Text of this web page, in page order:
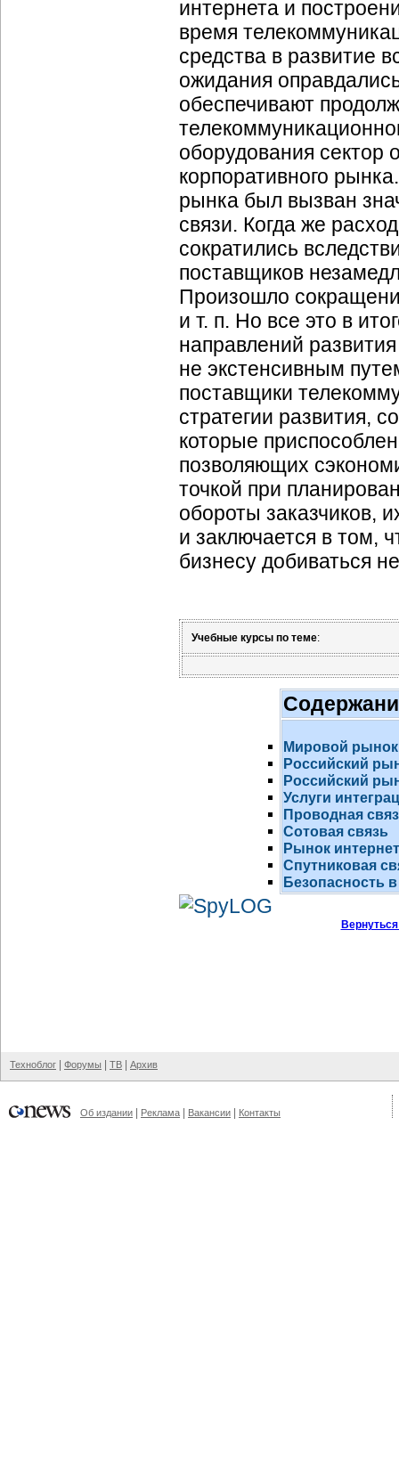
интернета и
время
средства в развитие
ожидания
обеспечивают
оборудования сектор
корпоративного
рынка был вызван
связи. Когда же
сократились
поставщиков
Произошло
и т. п. Но все это в
направлений
не экстенсивным
поставщики
стратегии развития,
которые
позволяющих
точкой при
обороты заказчиков,
и заключается в том,
бизнесу добиваться
Учебные курсы по теме:
Мировой рынок
Российский
Российский
Услуги
Проводная
Сотовая связь
Рынок
Спутниковая
Безопасность
Техноблог Форумы ТВ Архив
Об издании Реклама Вакансии Контакты